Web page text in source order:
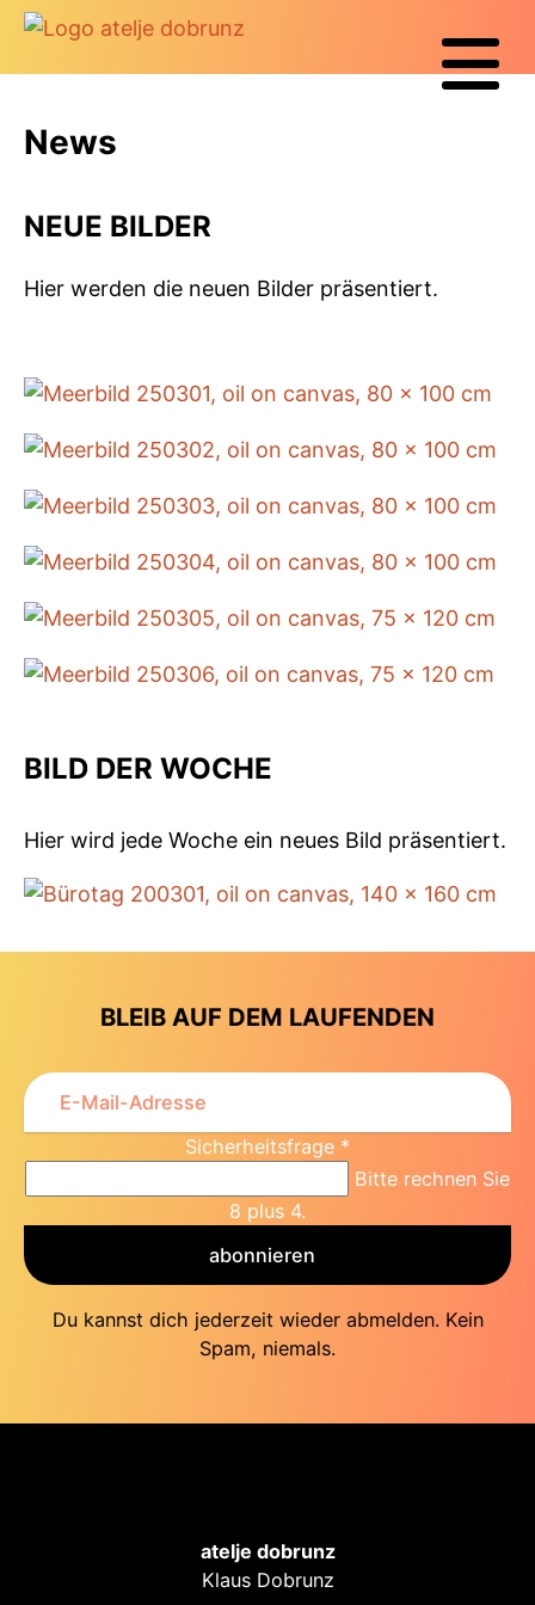
News
NEUE BILDER
Hier werden die neuen Bilder präsentiert.
BILD DER WOCHE
Hier wird jede Woche ein neues Bild präsentiert.
BLEIB AUF DEM LAUFENDEN
Sicherheitsfrage *
Bitte rechnen Sie
8 plus 4.
abonnieren
Du kannst dich jederzeit wieder abmelden. Kein
Spam, niemals.
atelje dobrunz
Klaus Dobrunz